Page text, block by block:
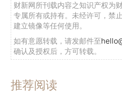
财新网所刊载内容之知识产权为
专属所有或持有。未经许可，禁
建立镜像等任何使用。
如有意愿转载，请发邮件至
确认及授权后，方可转载。
推荐阅读